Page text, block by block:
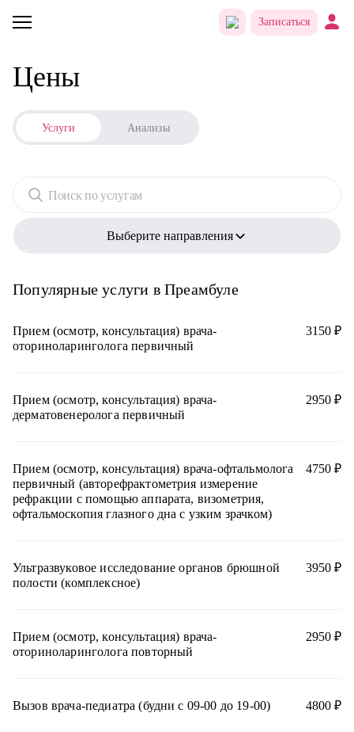
Записаться
Цены
Услуги Анализы
Поиск по услугам
Выберите направления
Анестезиология
Гинекология
Клинические анализы
Логопедия
Массаж детский
Нефрология
Остеопатия
Популярные услуги в Преамбуле
Прием (осмотр, консультация) врача-
оториноларинголога первичный
3150 ₽
Прием (осмотр, консультация) врача-
дерматовенеролога первичный
2950 ₽
Прием (осмотр, консультация) врача-офтальмолога
первичный (авторефрактометрия измерение
рефракции с помощью аппарата, визометрия,
офтальмоскопия глазного дна с узким зрачком)
4750 ₽
Ультразвуковое исследование органов брюшной
полости (комплексное)
3950 ₽
Прием (осмотр, консультация) врача-
оториноларинголога повторный
2950 ₽
Вызов врача-педиатра (будни с 09-00 до 19-00) 4800 ₽